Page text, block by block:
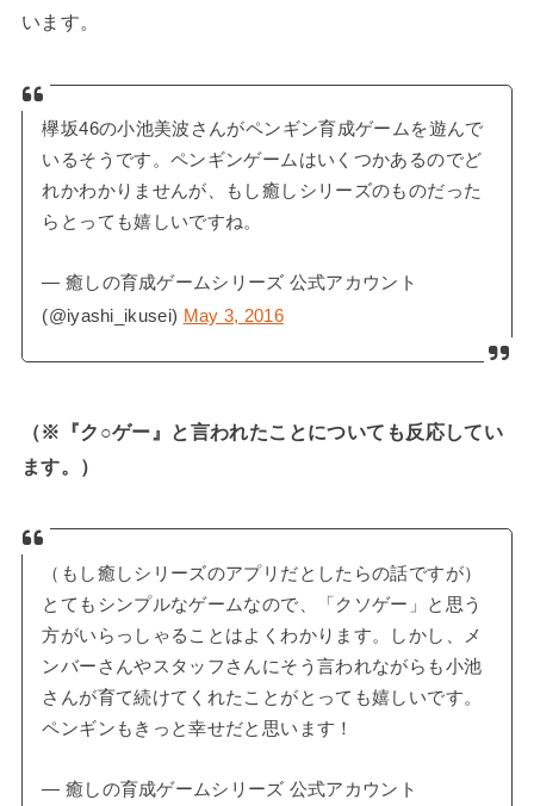
います。
欅坂46の小池美波さんがペンギン育成ゲームを遊んで
いるそうです。ペンギンゲームはいくつかあるのでど
れかわかりませんが、もし癒しシリーズのものだった
らとっても嬉しいですね。
— 癒しの育成ゲームシリーズ 公式アカウント
(@iyashi_ikusei) May 3, 2016
（※『ク○ゲー』と言われたことについても反応してい
ます。）
（もし癒しシリーズのアプリだとしたらの話ですが）
とてもシンプルなゲームなので、「クソゲー」と思う
方がいらっしゃることはよくわかります。しかし、メ
ンバーさんやスタッフさんにそう言われながらも小池
さんが育て続けてくれたことがとっても嬉しいです。
ペンギンもきっと幸せだと思います！
— 癒しの育成ゲームシリーズ 公式アカウント